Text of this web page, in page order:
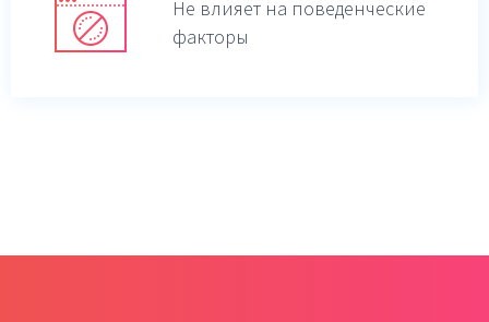
Не влияет на поведенческие
факторы